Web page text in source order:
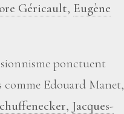
Géricault, Eugène
ponctuent
comme Edouard Manet,
, Jacques-